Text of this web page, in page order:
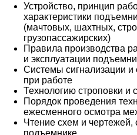
Устройство, принцип
характеристики
(мачтовых, шахтных,
грузопассажирских)
Правила производства
и эксплуатации
Системы сигнализации и
при работе
Технологию строповки и
Порядок проведения
ежесменного осмотра
Чтение схем и чертежей,
подъемнике